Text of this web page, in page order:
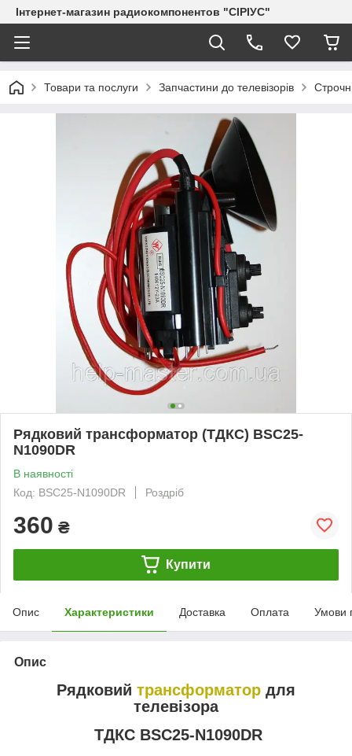
Інтернет-магазин радиокомпонентов "СІРІУС"
Товари та послуги Запчастини до телевізорів
Рядковий трансформатор (ТДКС) BSC25-
N1090DR
В наявності
Код: BSC25-N1090DR
Роздріб
360 ₴
Купити
Опис Характеристики Доставка Оплата Умови
Опис
Рядковий трансформатор для
телевізора
ТДКС BSC25-N1090DR